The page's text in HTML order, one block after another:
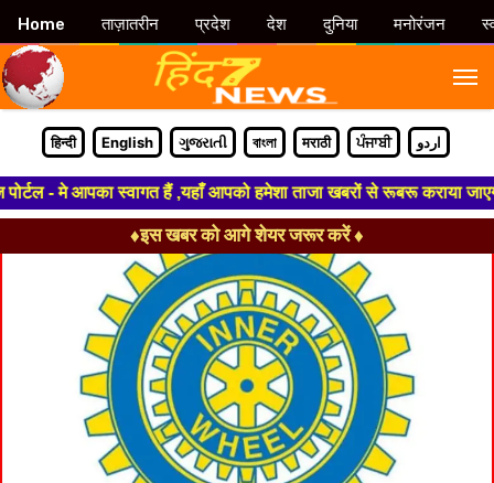
हिन्दी English ગુજરાતી বাংলা मराठी ਪੰਜਾਬੀ اردو
- मे आपका स्वागत हैं ,यहाँ आपको हमेशा ताजा खबरों से रूबरू कराया
♦इस खबर को आगे शेयर जरूर करें ♦
Home ताज़ातरीन प्रदेश देश दुनिया मनोरंजन